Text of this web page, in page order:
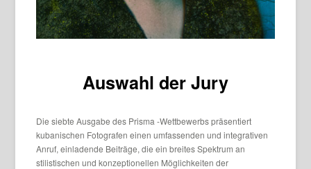
Auswahl der Jury
Die siebte Ausgabe des Prisma -Wettbewerbs präsentiert
kubanischen Fotografen einen umfassenden und integrativen
Anruf, einladende Beiträge, die ein breites Spektrum an
stilistischen und konzeptionellen Möglichkeiten der